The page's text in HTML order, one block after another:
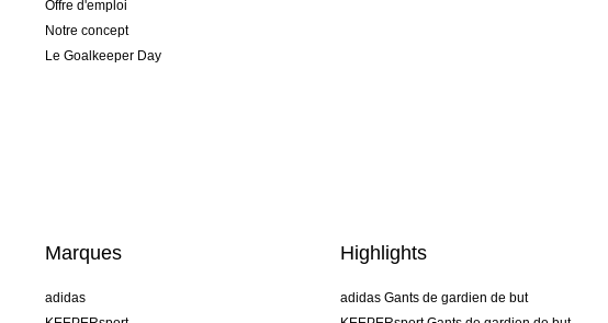
Offre d'emploi
Notre concept
Le Goalkeeper Day
Marques
adidas
Highlights
adidas Gants de gardien de but